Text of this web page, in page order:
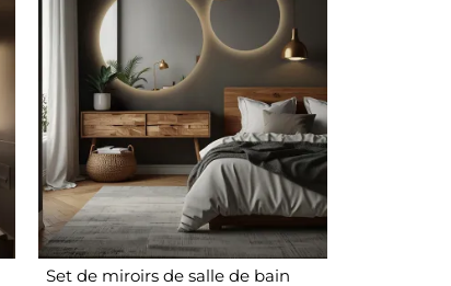
Set de miroirs de salle de bain